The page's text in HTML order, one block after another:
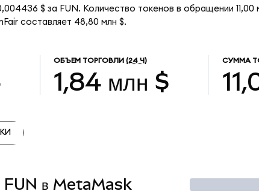
$ за FUN. Количество токенов в обращении 11,00
составляет 48,80 млн $.
ОБЪЕМ ТОРГОВЛИ (24 Ч)
1,84 млн $
СУММА
FUN в MetaMask Торговать